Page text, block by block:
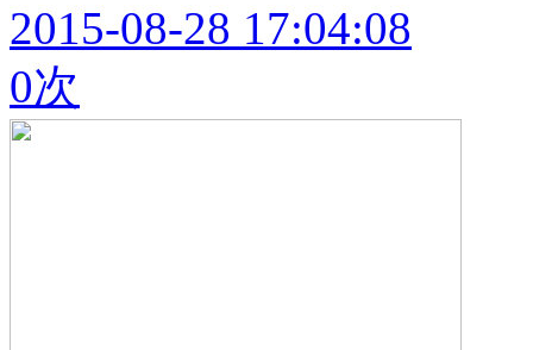
2015-08-28 17:04:08
0次